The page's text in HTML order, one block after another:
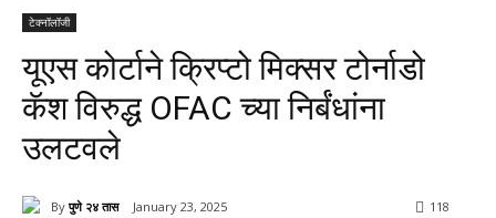
तास
टेक्नॉलॉजी
यूएस कोर्टाने क्रिप्टो मिक्सर टोर्नाडो
कॅश विरुद्ध OFAC च्या निर्बंधांना
उलटवले
By पुणे २४ तास January 23, 2025 118